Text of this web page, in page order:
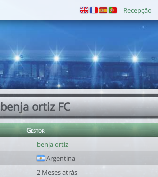
Recepção
benja ortiz FC
Gestor
benja ortiz
Argentina
2 Meses atrás